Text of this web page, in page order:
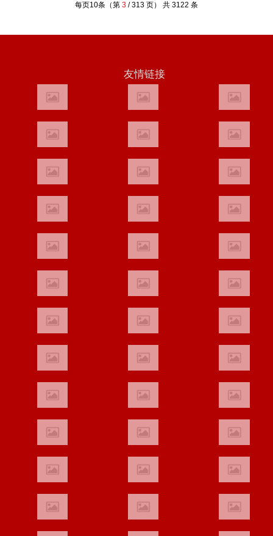
每页10条（第 3/ 313 页） 共 3122 条
友情链接